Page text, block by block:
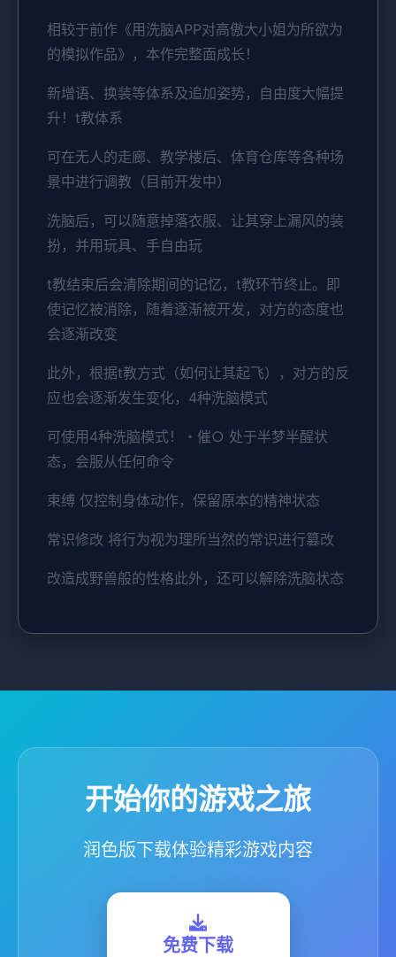
相较于前作《用洗脑APP对高傲大小姐为所欲为
的模拟作品》，本作完整面成长！
新增语、换装等体系及追加姿势，自由度大幅提
升！t教体系
可在无人的走廊、教学楼后、体育仓库等各种场
景中进行调教（目前开发中）
洗脑后，可以随意掉落衣服、让其穿上漏风的装
扮，并用玩具、手自由玩
t教结束后会清除期间的记忆，t教环节终止。即
使记忆被消除，随着逐渐被开发，对方的态度也
会逐渐改变
此外，根据t教方式（如何让其起飞），对方的反
应也会逐渐发生变化，4种洗脑模式
可使用4种洗脑模式！・催○ 处于半梦半醒状
态，会服从任何命令
束缚 仅控制身体动作，保留原本的精神状态
常识修改 将行为视为理所当然的常识进行篡改
改造成野兽般的性格此外，还可以解除洗脑状态
开始你的游戏之旅
润色版下载体验精彩游戏内容
免费下载